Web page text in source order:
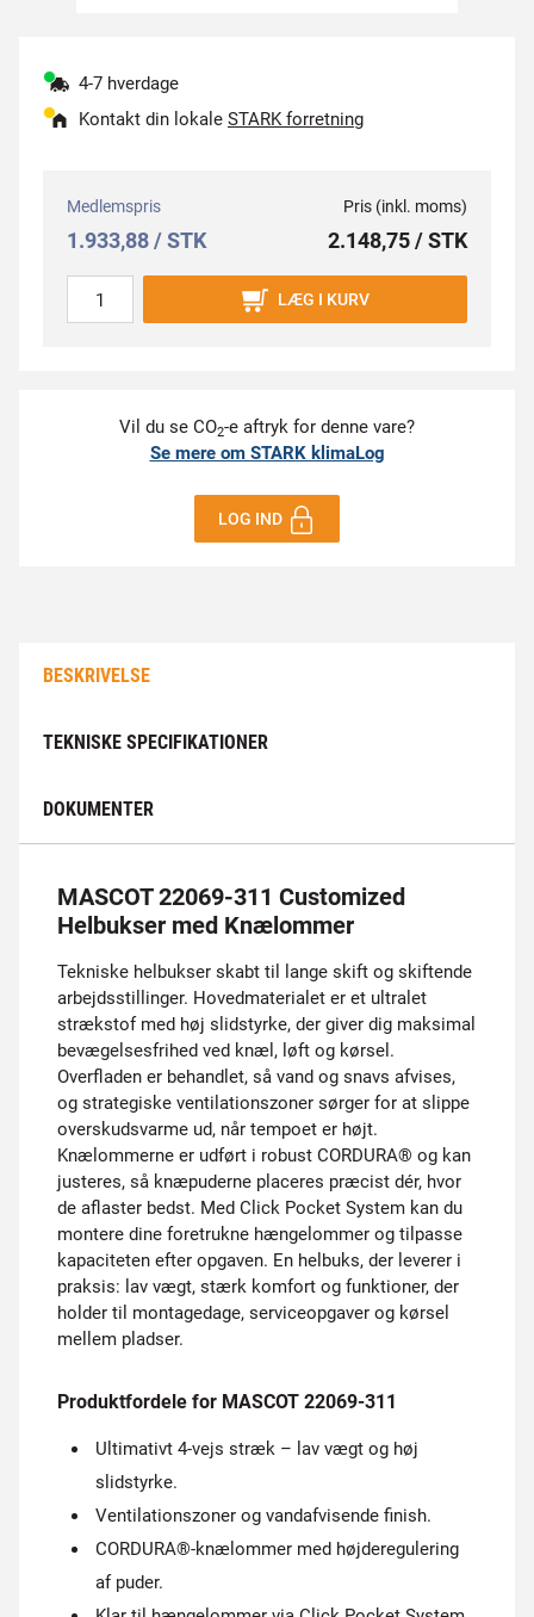
4-7 hverdage
Kontakt din lokale STARK forretning
Medlemspris
1.933,88 / STK
Pris (inkl. moms)
2.148,75 / STK
LÆG I KURV
Vil du se CO2-e aftryk for denne vare?
Se mere om STARK klimaLog
LOG IND
BESKRIVELSE
TEKNISKE SPECIFIKATIONER
DOKUMENTER
MASCOT 22069-311 Customized
Helbukser med Knælommer
Tekniske helbukser skabt til lange skift og skiftende
arbejdsstillinger. Hovedmaterialet er et ultralet
strækstof med høj slidstyrke, der giver dig maksimal
bevægelsesfrihed ved knæl, løft og kørsel.
Overfladen er behandlet, så vand og snavs afvises,
og strategiske ventilationszoner sørger for at slippe
overskudsvarme ud, når tempoet er højt.
Knælommerne er udført i robust CORDURA® og kan
justeres, så knæpuderne placeres præcist dér, hvor
de aflaster bedst. Med Click Pocket System kan du
montere dine foretrukne hængelommer og tilpasse
kapaciteten efter opgaven. En helbuks, der leverer i
praksis: lav vægt, stærk komfort og funktioner, der
holder til montagedage, serviceopgaver og kørsel
mellem pladser.
Produktfordele for MASCOT 22069-311
Ultimativt 4-vejs stræk – lav vægt og høj
slidstyrke.
Ventilationszoner og vandafvisende finish.
CORDURA®-knælommer med højderegulering
af puder.